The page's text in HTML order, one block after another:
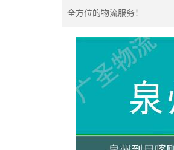
全方位的物流服务！